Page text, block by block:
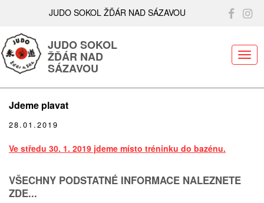
JUDO SOKOL ŽĎÁR NAD SÁZAVOU
JUDO SOKOL
ŽĎÁR NAD
SÁZAVOU
Jdeme plavat
28.01.2019
Ve středu 30. 1. 2019 jdeme místo tréninku do bazénu.
VŠECHNY PODSTATNÉ INFORMACE NALEZNETE
ZDE...